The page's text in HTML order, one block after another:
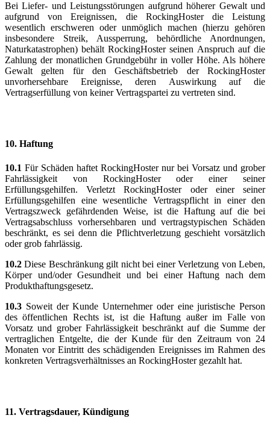
Bei Liefer- und Leistungsstörungen aufgrund höherer Gewalt und
aufgrund von Ereignissen, die RockingHoster die Leistung
wesentlich erschweren oder unmöglich machen (hierzu gehören
insbesondere Streik, Aussperrung, behördliche Anordnungen,
Naturkatastrophen) behält RockingHoster seinen Anspruch auf die
Zahlung der monatlichen Grundgebühr in voller Höhe. Als höhere
Gewalt gelten für den Geschäftsbetrieb der RockingHoster
unvorhersehbare Ereignisse, deren Auswirkung auf die
Vertragserfüllung von keiner Vertragspartei zu vertreten sind.
10. Haftung
10.1 Für Schäden haftet RockingHoster nur bei Vorsatz und grober
Fahrlässigkeit von RockingHoster oder einer seiner
Erfüllungsgehilfen. Verletzt RockingHoster oder einer seiner
Erfüllungsgehilfen eine wesentliche Vertragspflicht in einer den
Vertragszweck gefährdenden Weise, ist die Haftung auf die bei
Vertragsabschluss vorhersehbaren und vertragstypischen Schäden
beschränkt, es sei denn die Pflichtverletzung geschieht vorsätzlich
oder grob fahrlässig.
10.2Diese Beschränkung gilt nicht bei einer Verletzung von Leben,
Körper und/oder Gesundheit und bei einer Haftung nach dem
Produkthaftungsgesetz.
10.3 Soweit der Kunde Unternehmer oder eine juristische Person
des öffentlichen Rechts ist, ist die Haftung außer im Falle von
Vorsatz und grober Fahrlässigkeit beschränkt auf die Summe der
vertraglichen Entgelte, die der Kunde für den Zeitraum von 24
Monaten vor Eintritt des schädigenden Ereignisses im Rahmen des
konkreten Vertragsverhältnisses an RockingHoster gezahlt hat.
11. Vertragsdauer, Kündigung